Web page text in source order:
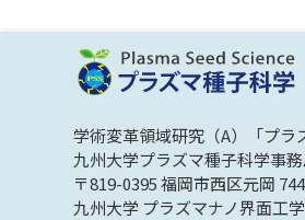
学術変革領域研究（A）「プラ
九州大学プラズマ種子科学事
〒819-0395 福岡市西区元岡 744
九州大学 プラズマナノ界面工